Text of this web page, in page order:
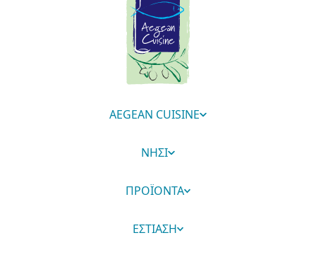
AEGEAN CUISINE
ΝΗΣΙ
ΠΡΟΪΟΝΤΑ
ΕΣΤΙΑΣΗ